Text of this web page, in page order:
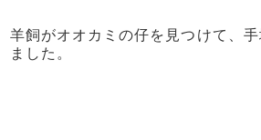
羊飼がオオカミの仔を見つけて、
ました。